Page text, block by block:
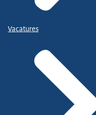
Vacatures